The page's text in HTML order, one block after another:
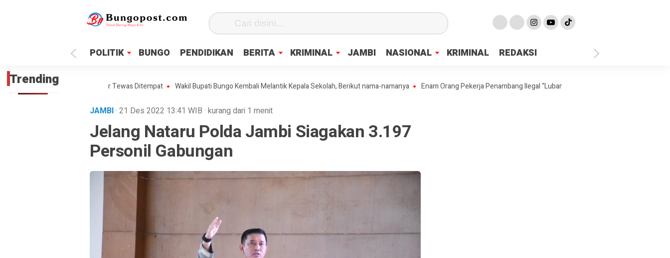
POLITIK BUNGO PENDIDIKAN BERITA KRIMINAL JAMBI NASIONAL KRIMINAL REDAKSI
NMAX, Dua Pemotor Tewas Ditempat Wakil Bupati Bungo Kembali Melantik Kepala Sekolah, Berikut nama-namanya Enam Orang Pekerja Penambang Ilegal “Lubang Jarum” Diamankan Satreskrim Polres
Trending
JAMBI· 21 Des 2022 13:41 WIB · kurang dari 1 menit
Jelang Nataru Polda Jambi Siagakan 3.197
Personil Gabungan